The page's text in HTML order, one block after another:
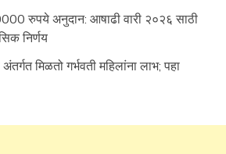
रुपये अनुदान: आषाढी वारी २०२६ साठी
निर्णय
मिळतो गर्भवती महिलांना लाभ; पहा